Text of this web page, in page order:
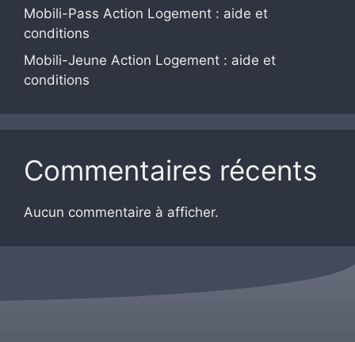
Mobili-Pass Action Logement : aide et
conditions
Mobili-Jeune Action Logement : aide et
conditions
Commentaires récents
Aucun commentaire à afficher.